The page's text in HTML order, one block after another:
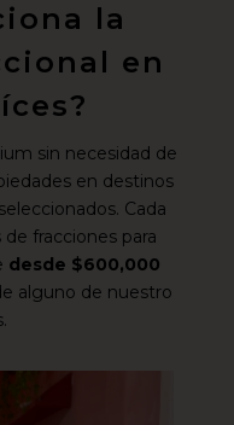
la
en
sin necesidad de
en destinos
Cada
fracciones para
desde $600,000
alguno de nuestro